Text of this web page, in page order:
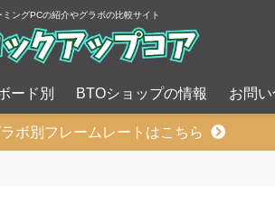
ミングPCの紹介やグラボの比較サイト
ード別 BTOショップの情報 お問
ボ別フレームレートはこちら